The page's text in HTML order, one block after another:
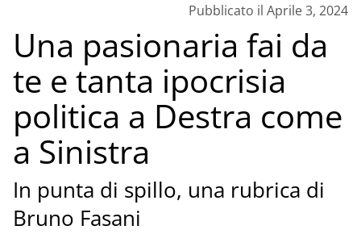
Pubblicato il Aprile 3, 2024
Una pasionaria fai da
te e tanta ipocrisia
politica a Destra come
a Sinistra
In punta di spillo, una rubrica di
Bruno Fasani